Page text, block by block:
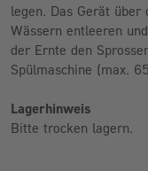
legen. Das Gerät über
Wässern entleeren
der Ernte den
Spülmaschine (max.
Lagerhinweis
Bitte trocken lagern.